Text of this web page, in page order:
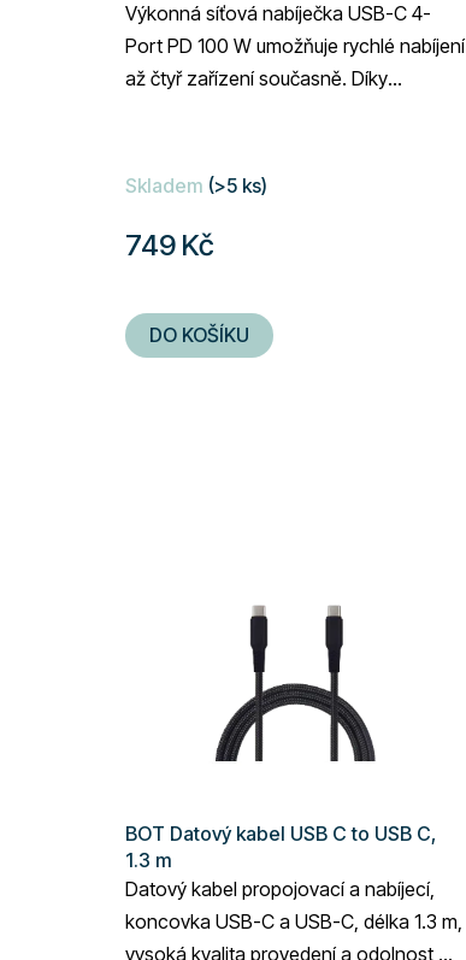
Výkonná síťová nabíječka USB-C 4-
Port PD 100 W umožňuje rychlé nabíjení
až čtyř zařízení současně. Díky
Skladem (>5 ks)
749 Kč
DO KOŠÍKU
BOT Datový kabel USB C to USB C,
1.3 m
Datový kabel propojovací a nabíjecí,
koncovka USB-C a USB-C, délka 1.3 m,
vysoká kvalita provedení a odolnost,